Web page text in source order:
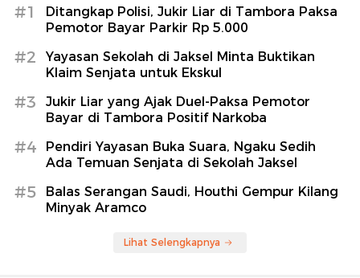
#1
Ditangkap Polisi, Jukir Liar di Tambora Paksa
Pemotor Bayar Parkir Rp 5.000
#2
Yayasan Sekolah di Jaksel Minta Buktikan
Klaim Senjata untuk Ekskul
#3
Jukir Liar yang Ajak Duel-Paksa Pemotor
Bayar di Tambora Positif Narkoba
#4
Pendiri Yayasan Buka Suara, Ngaku Sedih
Ada Temuan Senjata di Sekolah Jaksel
#5
Balas Serangan Saudi, Houthi Gempur Kilang
Minyak Aramco
Lihat Selengkapnya